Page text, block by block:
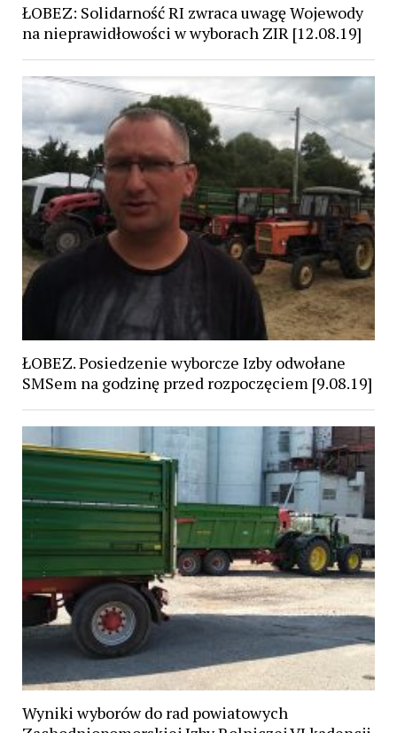
ŁOBEZ: Solidarność RI zwraca uwagę Wojewody
na nieprawidłowości w wyborach ZIR [12.08.19]
ŁOBEZ. Posiedzenie wyborcze Izby odwołane
SMSem na godzinę przed rozpoczęciem [9.08.19]
Wyniki wyborów do rad powiatowych